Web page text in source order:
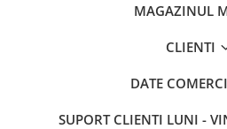
Imprimante de format mare
Imprimante Foto
MAGAZINUL
CLIENTI
DATE
SUPORT CLIENTI LUNI -